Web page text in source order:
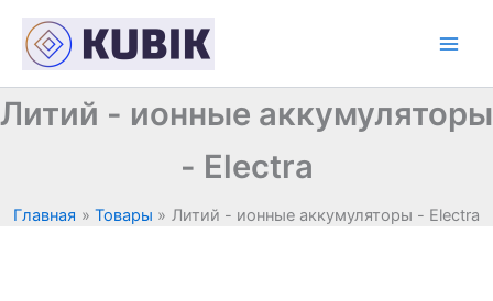
содержимому
Литий - ионные аккумуляторы
- Electra
Главная Товары Литий - ионные аккумуляторы - Electra